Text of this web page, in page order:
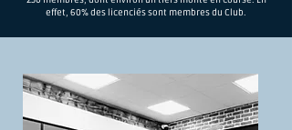
effet, 60% des licenciés sont membres du Club.